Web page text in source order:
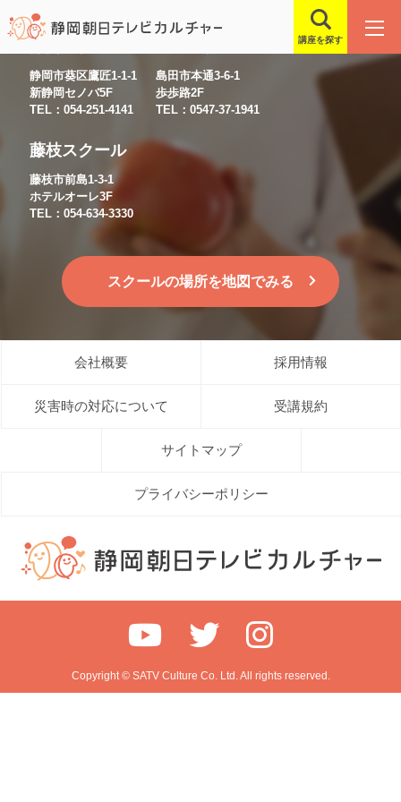
講座を探す
静岡市葵区鷹匠1-1-1
新静岡セノバ5F
TEL：054-251-4141
島田市本通3-6-1
歩歩路2F
TEL：0547-37-1941
藤枝スクール
藤枝市前島1-3-1
ホテルオーレ3F
TEL：054-634-3330
スクールの場所を地図でみる
会社概要 採用情報
災害時の対応について 受講規約
サイトマップ
プライバシーポリシー
Copyright © SATV Culture Co. Ltd. All rights reserved.